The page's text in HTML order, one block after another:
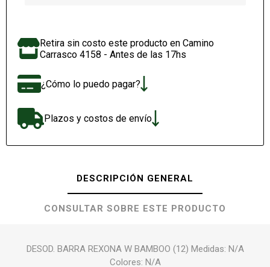
Retira sin costo este producto en Camino
Carrasco 4158 - Antes de las 17hs
¿Cómo lo puedo pagar?
Plazos y costos de envío
DESCRIPCIÓN GENERAL
CONSULTAR SOBRE ESTE PRODUCTO
DESOD. BARRA REXONA W BAMBOO (12) Medidas: N/A
Colores: N/A